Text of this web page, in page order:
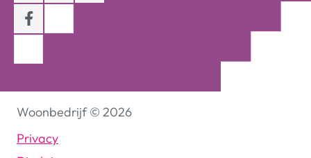
Facebook
Woonbedrijf© 2026
Privacy